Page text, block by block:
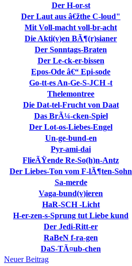
Der H-or-st
Der Laut aus â€žthe C-loud"
Mit Voll-macht voll-br-acht
Die Akti(v)en BÃ¶(r)sianer
Der Sonntags-Braten
Der Le-ck-er-bissen
Epos-Ode â€“ Epi-sode
Go-tt-es An-Ge-S-JCH -t
Thelemontree
Die Dat-tel-Frucht von Daat
Das BrÃ¼-cken-Spiel
Der Lot-os-Liebes-Engel
Un-ge-bund-en
Pyr-ami-dai
FlieÃŸende Re-So(h)n-Antz
Der Liebes-Ton vom F-lÃ¶ten-Sohn
Sa-merde
Vaga-bund(v)ieren
HaR-SCH -Licht
H-er-zen-s-Sprung tut Liebe kund
Der Jedi-Ritt-er
RaBeN f-ra-gen
DaS-TÃ¤ub-chen
Neuer Beitrag